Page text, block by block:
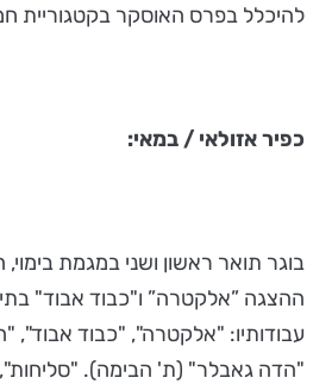
להיכלל בפרס האוסקר בקטגוריית
כפיר אזולאי / במאי:
בוגר תואר ראשון ושני במגמת
ההצגה ”אלקטרה” ו"כבוד אבוד"
"הדה גאבלר" (ת' הבימה).